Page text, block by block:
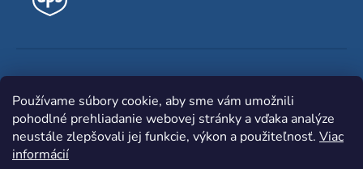
Používame súbory cookie, aby sme vám umožnili
pohodlné prehliadanie webovej stránky a vďaka analýze
neustále zlepšovali jej funkcie, výkon a použiteľnosť. Viac
informácií